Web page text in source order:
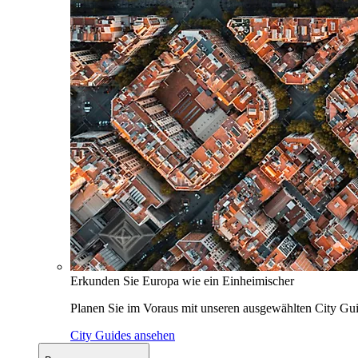
Erkunden Sie Europa wie ein Einheimischer
Planen Sie im Voraus mit unseren ausgewählten City
City Guides ansehen